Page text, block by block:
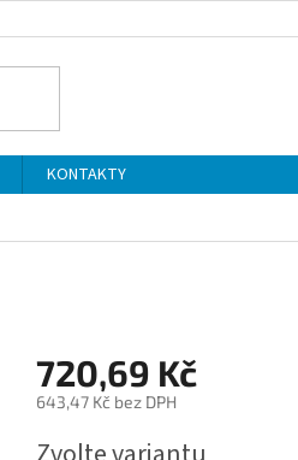
KONTAKTY
720,69 Kč
643,47 Kč bez DPH